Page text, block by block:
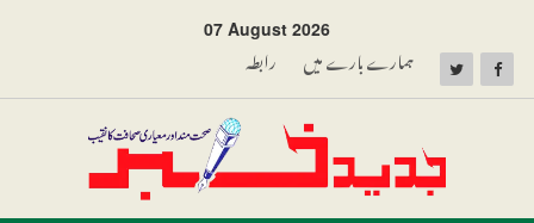
07 August 2026
ہمارے بارے میں رابطہ